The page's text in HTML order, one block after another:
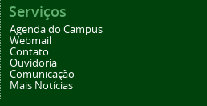
Serviços
Agenda do Campus
Webmail
Contato
Ouvidoria
Comunicação
Mais Notícias